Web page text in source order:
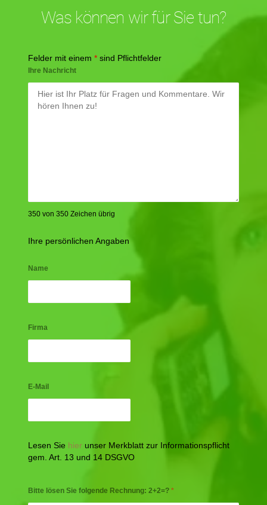
Was können wir für Sie tun?
Felder mit einem * sind Pflichtfelder
Ihre Nachricht
350 von 350 Zeichen übrig
Ihre persönlichen Angaben
Name
Firma
E-Mail
Lesen Sie hier unser Merkblatt zur Informationspflicht
gem. Art. 13 und 14 DSGVO
Bitte lösen Sie folgende Rechnung: 2+2=? *